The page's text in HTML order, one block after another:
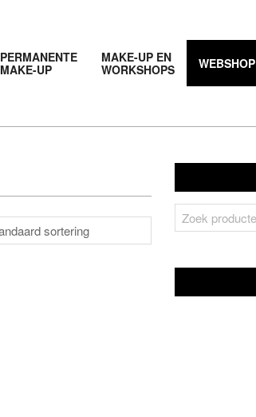
PERMANENTE
MAKE-UP
MAKE-UP EN
WORKSHOPS
WEBSHOP
Zoeken
naar: